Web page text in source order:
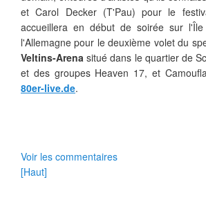
et Carol Decker (T'Pau) pour le
accueillera en début de soirée sur
l'Allemagne pour le deuxième volet du
Veltins-Arena situé dans le quartier de
et des groupes Heaven 17, et
80er-live.de.
Voir les commentaires
[Haut]